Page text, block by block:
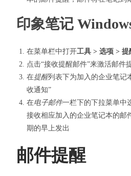
印象笔记
在菜单栏中打开工具 > 选项 > 提
点击“接收提醒邮件”来激活邮件
在提醒列表下为加入的企业笔记
收通知”
在电子邮件一栏下的下拉菜单中
接收相应加入的企业笔记本的邮
期的早上发出
邮件提醒